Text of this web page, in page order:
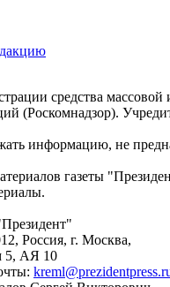
средства
(Роскомнадзор).
информацию, не
газеты
Россия, г. Москва,
5, АЯ 10